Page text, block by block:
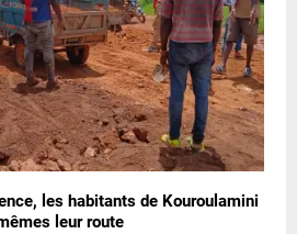
les habitants de Kouroulamini
leur route